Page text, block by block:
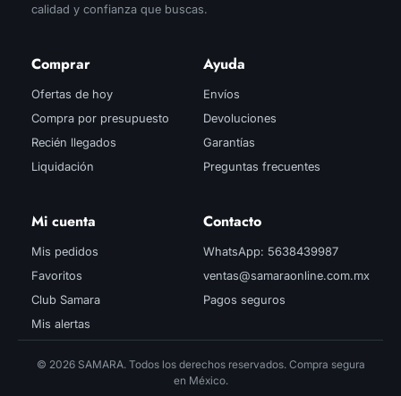
calidad y confianza que buscas.
Comprar
Ofertas de hoy
Compra por presupuesto
Recién llegados
Liquidación
Ayuda
Envíos
Devoluciones
Garantías
Preguntas frecuentes
Mi cuenta
Mis pedidos
Favoritos
Club Samara
Mis alertas
Contacto
WhatsApp: 5638439987
ventas@samaraonline.com.mx
Pagos seguros
© 2026 SAMARA. Todos los derechos reservados. Compra segura
en México.